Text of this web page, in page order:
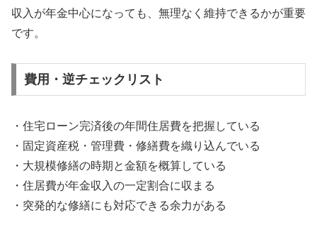
収入が年金中心になっても、無理なく維持できるかが重要
です。
費用・逆チェックリスト
・住宅ローン完済後の年間住居費を把握している
・固定資産税・管理費・修繕費を織り込んでいる
・大規模修繕の時期と金額を概算している
・住居費が年金収入の一定割合に収まる
・突発的な修繕にも対応できる余力がある